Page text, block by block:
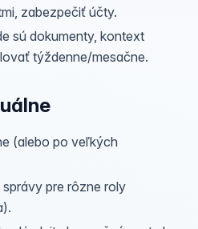
zabezpečiť účty.
sú dokumenty, kontext
týždenne/mesačne.
(alebo po veľkých
pre rôzne roly